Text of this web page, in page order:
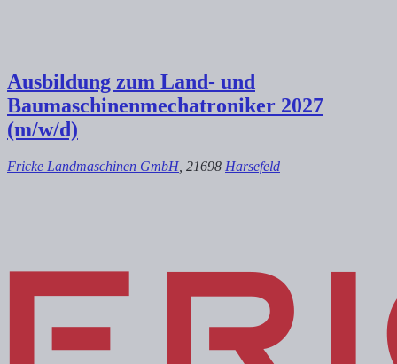
Ausbildung zum Land- und
Baumaschinenmechatroniker 2027
(m/w/d)
Fricke Landmaschinen GmbH, 21698 Harsefeld